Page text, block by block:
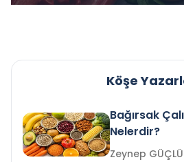
Köşe
Bağırsak
Nelerdir?
Zeynep